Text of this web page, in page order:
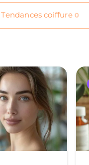
Tendances coiffure 0